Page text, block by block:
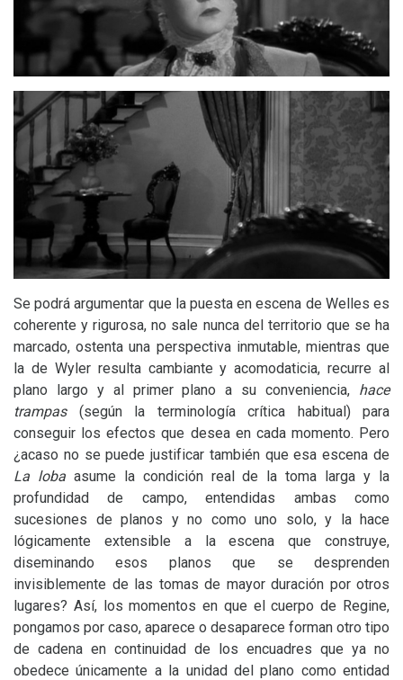
Se podrá argumentar que la puesta en escena de Welles es
coherente y rigurosa, no sale nunca del territorio que se ha
marcado, ostenta una perspectiva inmutable, mientras que
la de Wyler resulta cambiante y acomodaticia, recurre al
plano largo y al primer plano a su conveniencia, hace
trampas (según la terminología crítica habitual) para
conseguir los efectos que desea en cada momento. Pero
¿acaso no se puede justificar también que esa escena de
La lobaasume la condición real de la toma larga y la
profundidad de campo, entendidas ambas como
sucesiones de planos y no como uno solo, y la hace
lógicamente extensible a la escena que construye,
diseminando esos planos que se desprenden
invisiblemente de las tomas de mayor duración por otros
lugares? Así, los momentos en que el cuerpo de Regine,
pongamos por caso, aparece o desaparece forman otro tipo
de cadena en continuidad de los encuadres que ya no
obedece únicamente a la unidad del plano como entidad